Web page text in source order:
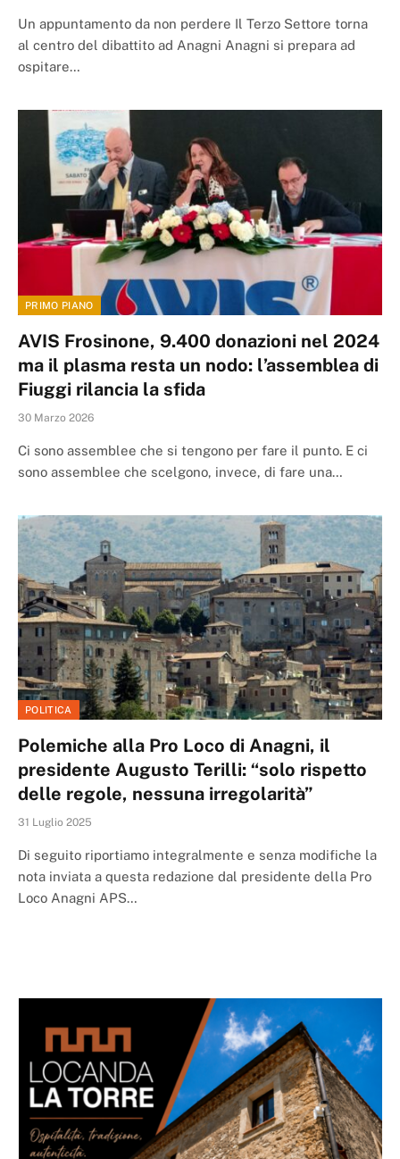
Un appuntamento da non perdere Il Terzo Settore torna
al centro del dibattito ad Anagni Anagni si prepara ad
ospitare…
PRIMO PIANO
AVIS Frosinone, 9.400 donazioni nel 2024
ma il plasma resta un nodo: l’assemblea di
Fiuggi rilancia la sfida
30 Marzo 2026
Ci sono assemblee che si tengono per fare il punto. E ci
sono assemblee che scelgono, invece, di fare una…
POLITICA
Polemiche alla Pro Loco di Anagni, il
presidente Augusto Terilli: “solo rispetto
delle regole, nessuna irregolarità”
31 Luglio 2025
Di seguito riportiamo integralmente e senza modifiche la
nota inviata a questa redazione dal presidente della Pro
Loco Anagni APS…